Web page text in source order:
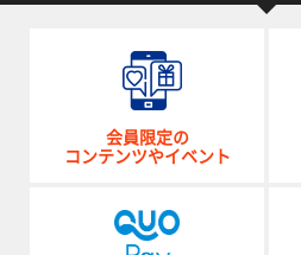
会員限定の
コンテンツやイベント